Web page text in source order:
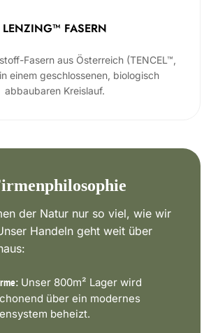
LENZING™ FASERN
Fasern aus Österreich (TENCEL™,
einem geschlossenen, biologisch
abbaubaren Kreislauf.
der Natur nur so viel, wie wir
Handeln geht weit über
Unser 800m² Lager wird
über ein modernes
beheizt.